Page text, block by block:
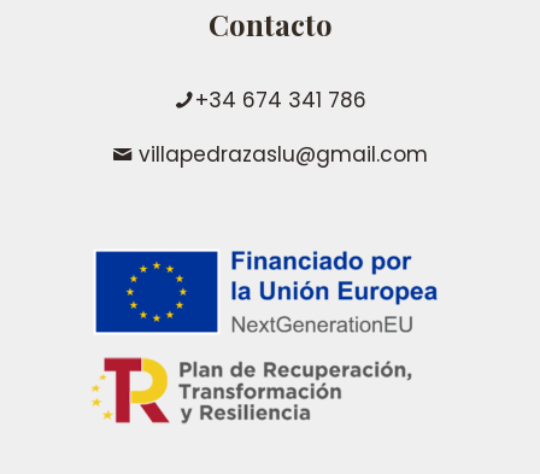
Contacto
+34 674 341 786
villapedrazaslu@gmail.com